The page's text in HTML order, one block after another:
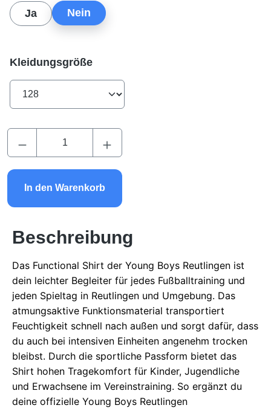
Ja Nein
Kleidungsgrößeauswählen
Produkt Anzahl: Gib den gewünschten
In den Warenkorb
Beschreibung
Das Functional Shirt der Young Boys Reutlingen ist
dein leichter Begleiter für jedes Fußballtraining und
jeden Spieltag in Reutlingen und Umgebung. Das
atmungsaktive Funktionsmaterial transportiert
Feuchtigkeit schnell nach außen und sorgt dafür, dass
du auch bei intensiven Einheiten angenehm trocken
bleibst. Durch die sportliche Passform bietet das
Shirt hohen Tragekomfort für Kinder, Jugendliche
und Erwachsene im Vereinstraining. So ergänzt du
deine offizielle Young Boys Reutlingen